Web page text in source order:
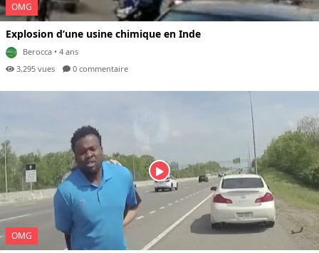
OMG
Explosion d’une usine chimique en Inde
Berocca • 4 ans
3,295 vues
0 commentaire
OMG